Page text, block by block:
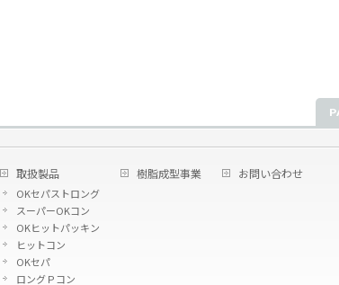
取扱製品
OKセパストロング
スーパーOKコン
OKヒットパッキン
ヒットコン
OKセパ
ロングＰコン
樹脂成型事業 お問い合わせ